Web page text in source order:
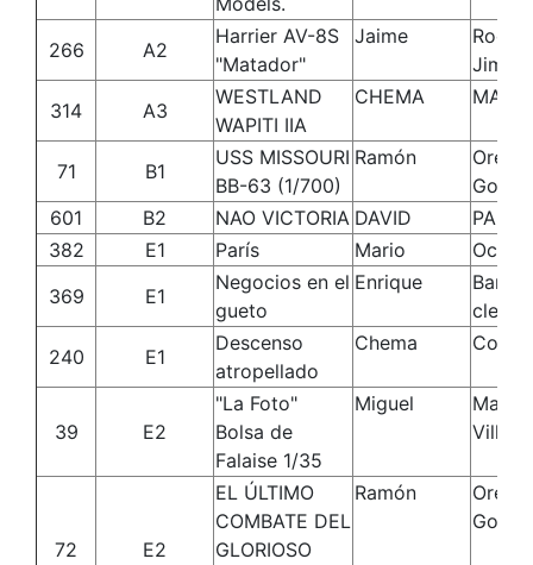
266 A2
Harrier AV-8S
"Matador"
Jaime
314
A3
WESTLAND
WAPITI IIA
CHEMA
71 B1
USS MISSOURI
BB-63 (1/700)
Ramón
601
B2 NAO VICTORIA DAVID
382
E1 París Mario
Ocaña
369
E1
Negocios en el
gueto
Enrique
cleries
240
E1
Descenso
atropellado
Chema Cobo
39 E2
"La Foto"
Bolsa de
Falaise 1/35
Miguel
72 E2
EL ÚLTIMO
COMBATE DEL
GLORIOSO
Ramón